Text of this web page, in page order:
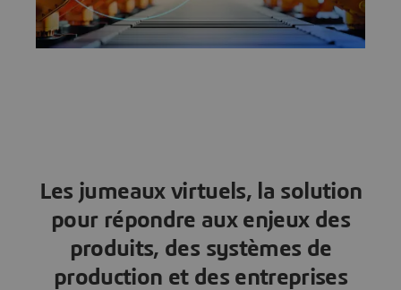
Les jumeaux virtuels, la solution
pour répondre aux enjeux des
produits, des systèmes de
production et des entreprises